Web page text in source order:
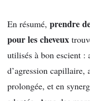
En résumé, prendre
pour les cheveux
utilisés à bon escient :
d’agression capillaire,
prolongée, et en